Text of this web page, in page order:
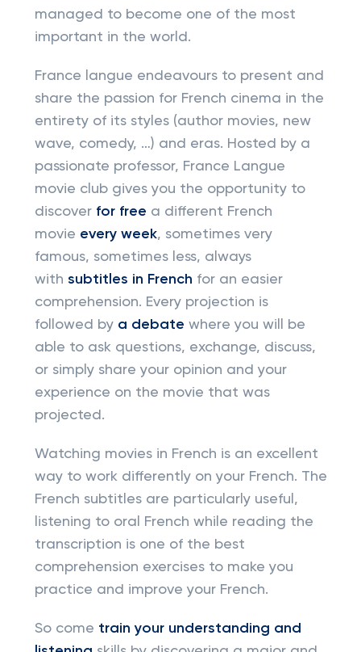
managed to become one of the most
important in the world.
France langue endeavours to present and
share the passion for French cinema in the
entirety of its styles (author movies, new
wave, comedy, …) and eras. Hosted by a
passionate professor, France Langue
movie club gives you the opportunity to
discover for free a different French
movie every week, sometimes very
famous, sometimes less, always
with subtitles in French for an easier
comprehension. Every projection is
followed bya debate where you will be
able to ask questions, exchange, discuss,
or simply share your opinion and your
experience on the movie that was
projected.
Watching movies in French is an excellent
way to work differently on your French. The
French subtitles are particularly useful,
listening to oral French while reading the
transcription is one of the best
comprehension exercises to make you
practice and improve your French.
So come train your understanding and